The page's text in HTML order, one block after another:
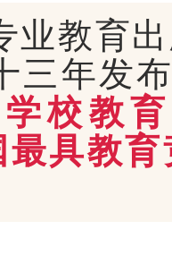
业教育
三年发
学校教
最具教